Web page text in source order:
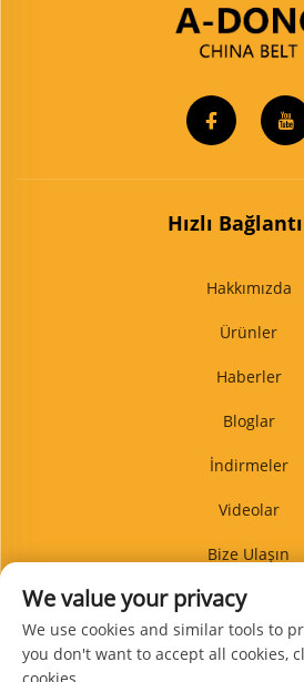
Hızlı
Hakkımızda
Ürünler
Haberler
Bloglar
İndirmeler
Videolar
Bize Ulaşın
Blog
We value your privacy
We use cookies and similar tools to
you don't want to accept all cookies,